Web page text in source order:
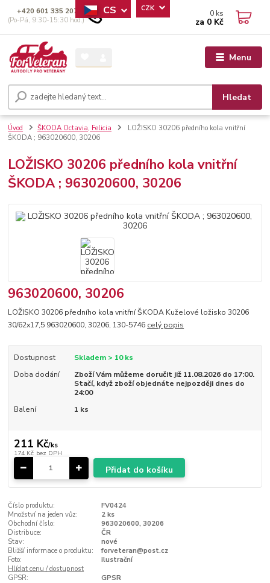
Menu
CS CZK
Hledat
+420 601 335 207
(Po-Pá, 9:30-15:30 hod.)
0 ks
za 0 Kč
Úvod ŠKODA Octavia, Felicia
LOŽISKO 30206 předního kola vnitřní
ŠKODA ; 963020600, 30206
LOŽISKO 30206 předního kola vnitřní
ŠKODA ; 963020600, 30206
963020600, 30206
LOŽISKO 30206 předního kola vnitřní ŠKODA Kuželové ložisko 30206
30/62x17,5 963020600, 30206, 130-5746 celý popis
Dostupnost
Skladem > 10 ks
Doba dodání
Zboží Vám můžeme doručit již 11.08.2026 do 17:00.
Stačí, když zboží objednáte nejpozději dnes do
24:00
Balení
1 ks
211 Kč/ks
174 Kč bez DPH
Přidat do košíku
Číslo produktu:
FV0424
Množství na jeden vůz:
2 ks
Obchodní číslo:
963020600, 30206
Distribuce:
ČR
Stav:
nové
Bližší informace o produktu:
forveteran@post.cz
Foto:
ilustrační
Hlídat cenu / dostupnost
GPSR:
GPSR